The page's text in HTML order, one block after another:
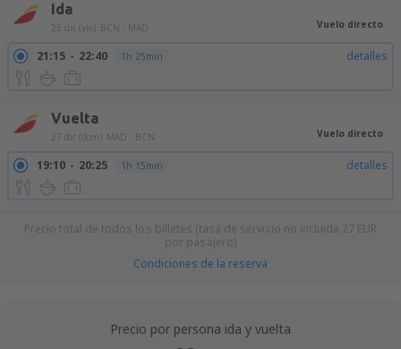
Ida
25 dic (vie) BCN - MAD Vuelo directo
21:15 22:40 1h 25min detalles
Vuelta
27 dic (dom) MAD - BCN Vuelo directo
19:10 20:25 1h 15min detalles
Precio total de todos los billetes (tasa de servicio no incluida 27 EUR
por pasajero)
Condiciones de la reserva
Precio por persona ida y vuelta